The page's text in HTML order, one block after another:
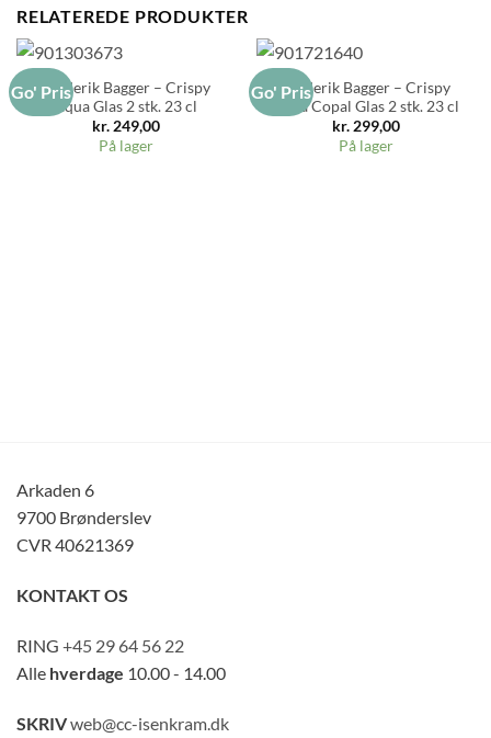
RELATEREDE PRODUKTER
Go' PrisFrederik Bagger – Crispy
Aqua Glas 2 stk. 23 cl
kr.249,00
På lager
Go' PrisFrederik Bagger – Crispy
Aqua Copal Glas 2 stk. 23 cl
kr.299,00
På lager
Arkaden 6
9700 Brønderslev
CVR 40621369
KONTAKT OS
RING +45 29 64 56 22
Alle hverdage 10.00 - 14.00
SKRIVweb@cc-isenkram.dk